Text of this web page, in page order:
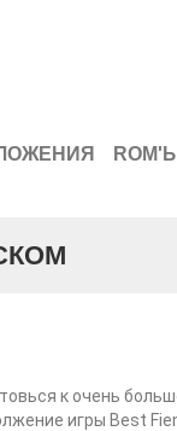
ROM'Ы
к очень
игры Best